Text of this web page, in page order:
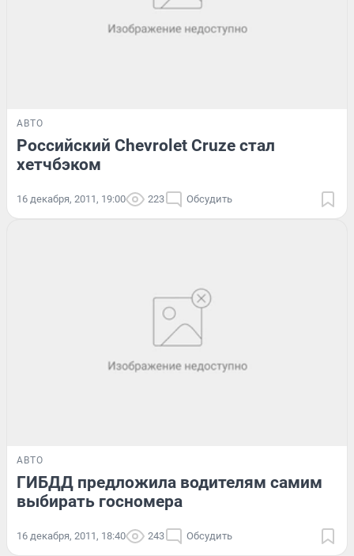
АВТО
Российский Chevrolet Cruze стал
хетчбэком
16 декабря, 2011, 19:00 223 Обсудить
АВТО
ГИБДД предложила водителям самим
выбирать госномера
16 декабря, 2011, 18:40 243 Обсудить